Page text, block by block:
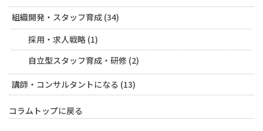
組織開発・スタッフ育成 (34)
採用・求人戦略 (1)
自立型スタッフ育成・研修 (2)
講師・コンサルタントになる (13)
コラムトップに戻る